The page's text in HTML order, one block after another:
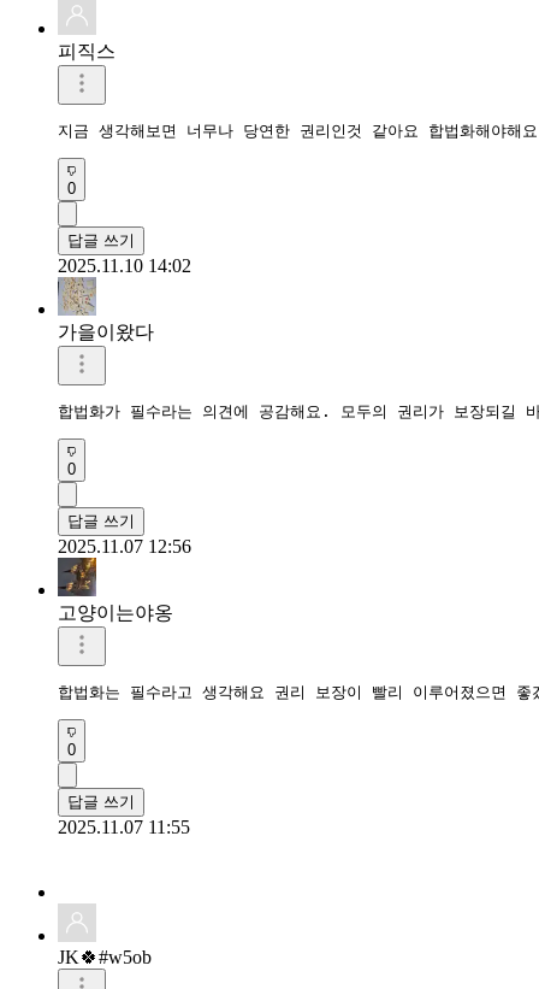
피직스
지금 생각해보면 너무나 당연한 권리인것 같아요 합법화해야해요
0
답글 쓰기
2025.11.10 14:02
가을이왔다
0
답글 쓰기
2025.11.07 12:56
고양이는야옹
0
답글 쓰기
2025.11.07 11:55
JK🍀#w5ob